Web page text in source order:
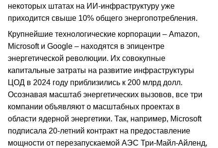
некоторых штатах на ИИ-инфраструктуру уже
приходится свыше 10% общего энергопотребления.
Крупнейшие технологические корпорации – Amazon,
Microsoft и Google – находятся в эпицентре
энергетической революции. Их совокупные
капитальные затраты на развитие инфраструктуры
ЦОД в 2024 году приблизились к 200 млрд долл.
Осознавая масштаб энергетических вызовов, все три
компании объявляют о масштабных проектах в
области ядерной энергетики. Так, например, Microsoft
подписала 20-летний контракт на предоставление
мощности от перезапускаемой АЭС Три-Майл-Айленд,